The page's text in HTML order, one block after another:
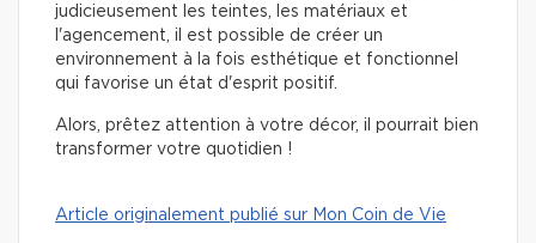
judicieusement les teintes, les matériaux et
l'agencement, il est possible de créer un
environnement à la fois esthétique et fonctionnel
qui favorise un état d'esprit positif.
Alors, prêtez attention à votre décor, il pourrait bien
transformer votre quotidien !
Article originalement publié sur Mon Coin de Vie